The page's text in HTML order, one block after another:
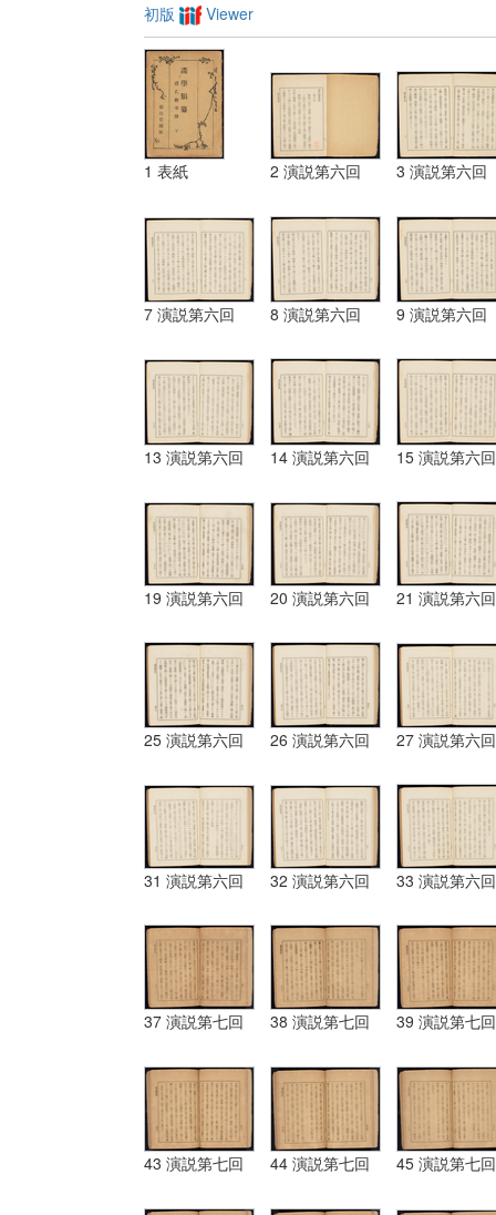
初版 Viewer
1 表紙 2 演説第六回 3 演説第六回
7 演説第六回 8 演説第六回 9 演説第六回
13 演説第六回 14 演説第六回 15 演説第六回
19 演説第六回 20 演説第六回 21 演説第六回
25 演説第六回 26 演説第六回 27 演説第六回
31 演説第六回 32 演説第六回 33 演説第六回
37 演説第七回 38 演説第七回 39 演説第七回
43 演説第七回 44 演説第七回 45 演説第七回